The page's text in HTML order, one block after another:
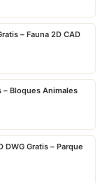
– Fauna 2D CAD
– Bloques Animales
Gratis – Parque